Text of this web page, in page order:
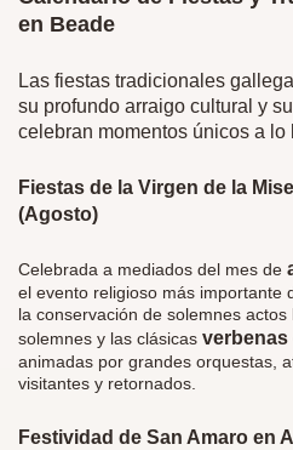
en Beade
Las fiestas tradicionales
su profundo arraigo cultural y
celebran momentos únicos a lo
Fiestas de la Virgen de la
(Agosto)
Celebrada a mediados del mes de
el evento religioso más importante
la conservación de solemnes
solemnes y las clásicas verbenas
animadas por grandes orquestas,
visitantes y retornados.
Festividad de San Amaro en